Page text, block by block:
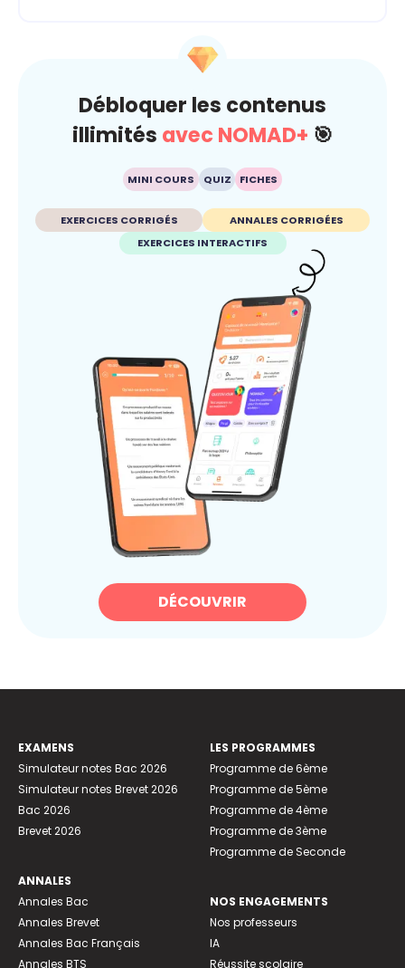
Débloquer les contenus
illimités avec NOMAD+ 🎯
MINI COURS QUIZ FICHES
EXERCICES CORRIGÉS
ANNALES CORRIGÉES
EXERCICES INTERACTIFS
DÉCOUVRIR
EXAMENS
Simulateur notes Bac 2026
Simulateur notes Brevet 2026
Bac 2026
Brevet 2026
ANNALES
Annales Bac
Annales Brevet
Annales Bac Français
Annales BTS
LES PROGRAMMES
Programme de 6ème
Programme de 5ème
Programme de 4ème
Programme de 3ème
Programme de Seconde
NOS ENGAGEMENTS
Nos professeurs
IA
Réussite scolaire